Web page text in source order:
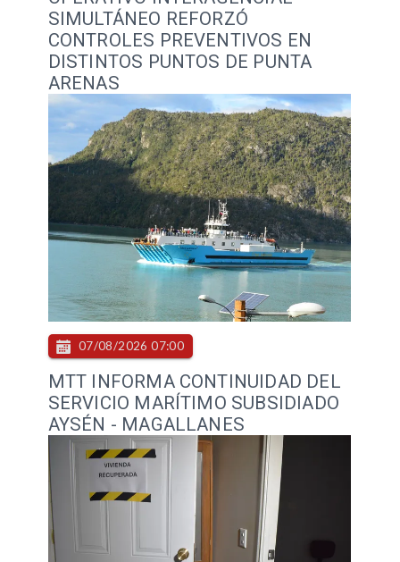
SIMULTÁNEO REFORZÓ
CONTROLES PREVENTIVOS EN
DISTINTOS PUNTOS DE PUNTA
ARENAS
MTT INFORMA CONTINUIDAD DEL
SERVICIO MARÍTIMO SUBSIDIADO
AYSÉN - MAGALLANES
07/08/2026 07:00